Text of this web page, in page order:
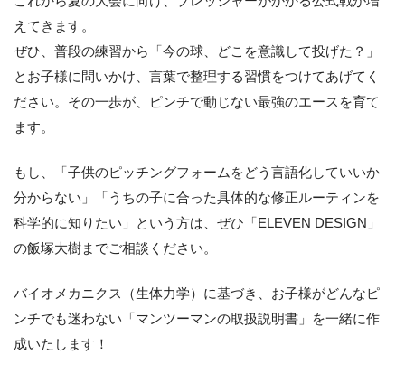
えてきます。
ぜひ、普段の練習から「今の球、どこを意識して投げた？」
とお子様に問いかけ、言葉で整理する習慣をつけてあげてく
ださい。その一歩が、ピンチで動じない最強のエースを育て
ます。
もし、「子供のピッチングフォームをどう言語化していいか
分からない」「うちの子に合った具体的な修正ルーティンを
科学的に知りたい」という方は、ぜひ「ELEVEN DESIGN」
の飯塚大樹までご相談ください。
バイオメカニクス（生体力学）に基づき、お子様がどんなピ
ンチでも迷わない「マンツーマンの取扱説明書」を一緒に作
成いたします！